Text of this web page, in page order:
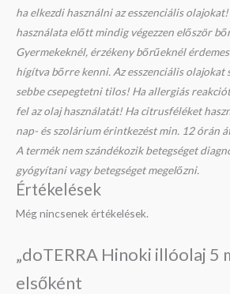
ha elkezdi használni az esszenciális
használata előtt mindig végezzen először
Gyermekeknél, érzékeny bőrűeknél
hígítva bőrre kenni. Az esszenciális olajokat
sebbe csepegtetni tilos! Ha allergiás
fel az olaj használatát! Ha citrusféléket
nap- és szolárium érintkezést min. 12 órán
A termék nem szándékozik betegséget
gyógyítani vagy betegséget megelőzni.
Értékelések
Még nincsenek értékelések.
„doTERRA Hinoki illóolaj 5
elsőként